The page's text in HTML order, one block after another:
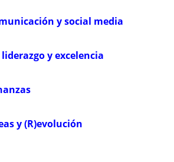
y social media
y excelencia
y (R)evolución